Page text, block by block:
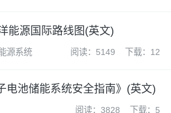
能源国际路线图(英文)
源系统 阅读：5149 下载：12
电池储能系统安全指南》(英文)
阅读：3828 下载：5